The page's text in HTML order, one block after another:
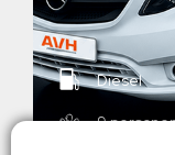
Diesel
9